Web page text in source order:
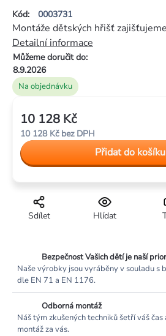
Kód: 0003731
hodnocení
produktu
je
0,0
z
5
hvězdiček.
Na objednávku
Můžeme doručit do:
8.9.2026
Montáže dětských hřišť
Detailní informace
Hlídat
Sdílet
10 128 Kč
10 128 Kč bez DPH
cena:
Přidat do košíku
Bezpečnost Vašich dětí je naší
Naše výrobky jsou vyráběny v souladu s
dle EN 71 a EN 1176.
Odborná montáž
Náš tým zkušených techniků šetří váš
montáž za vás.